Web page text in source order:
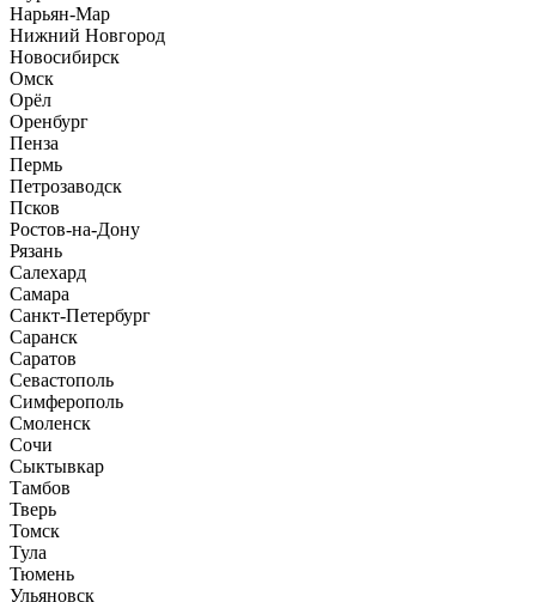
Нарьян-Мар
Нижний Новгород
Новосибирск
Омск
Орёл
Оренбург
Пенза
Пермь
Петрозаводск
Псков
Ростов-на-Дону
Рязань
Салехард
Самара
Санкт-Петербург
Саранск
Саратов
Севастополь
Симферополь
Смоленск
Сочи
Сыктывкар
Тамбов
Тверь
Томск
Тула
Тюмень
Ульяновск